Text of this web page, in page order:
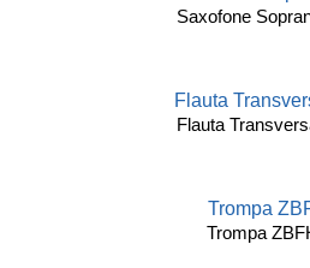
Saxofone
Flauta
Trompa